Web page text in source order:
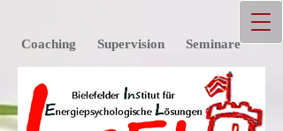
Coaching Supervision Seminare